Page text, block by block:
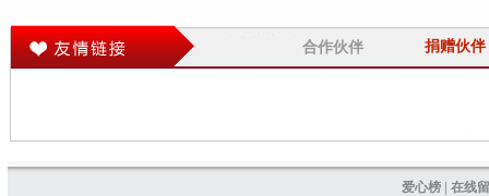
合作伙伴 捐赠伙伴
爱心榜 在线